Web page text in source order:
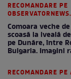
RECOMANDARE PE
Comoara veche
scoasă la iveală
pe Dunăre, între
Bulgaria. Imagini
RECOMANDARE PE